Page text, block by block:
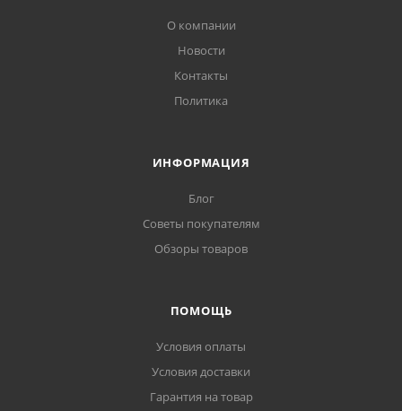
О компании
Новости
Контакты
Политика
ИНФОРМАЦИЯ
Блог
Советы покупателям
Обзоры товаров
ПОМОЩЬ
Условия оплаты
Условия доставки
Гарантия на товар